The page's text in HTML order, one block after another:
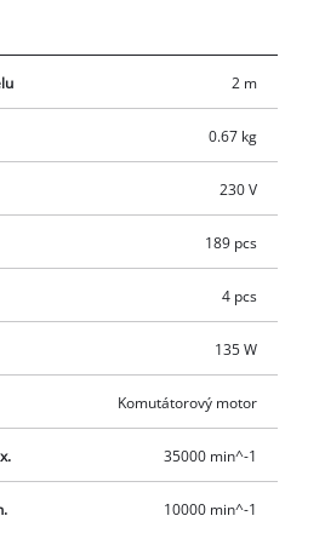
úchopu a ergonomickému
drží. Součástí dodávky je také
pro broušení, vrtání,
2 m
0.67 kg
230 V
189 pcs
4 pcs
135 W
Komutátorový motor
35000 min^-1
10000 min^-1